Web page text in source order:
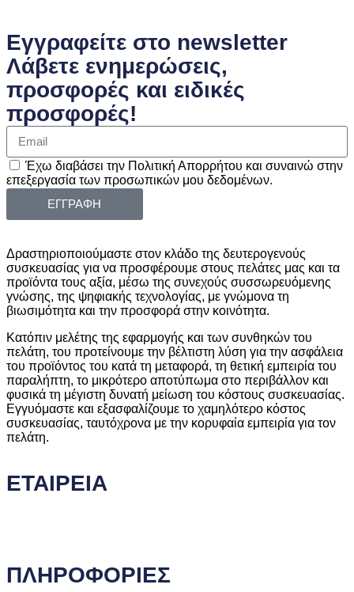
Εγγραφείτε στο newsletter
Λάβετε ενημερώσεις,
προσφορές και ειδικές
προσφορές!
Έχω διαβάσει την Πολιτική Απορρήτου και συναινώ στην
επεξεργασία των προσωπικών μου δεδομένων.
ΕΓΓΡΑΦΗ
Δραστηριοποιούμαστε στον κλάδο της δευτερογενούς
συσκευασίας για να προσφέρουμε στους πελάτες μας και τα
προϊόντα τους αξία, μέσω της συνεχούς συσσωρευόμενης
γνώσης, της ψηφιακής τεχνολογίας, με γνώμονα τη
βιωσιμότητα και την προσφορά στην κοινότητα.
Κατόπιν μελέτης της εφαρμογής και των συνθηκών του
πελάτη, του προτείνουμε την βέλτιστη λύση για την ασφάλεια
του προϊόντος του κατά τη μεταφορά, τη θετική εμπειρία του
παραλήπτη, το μικρότερο αποτύπωμα στο περιβάλλον και
φυσικά τη μέγιστη δυνατή μείωση του κόστους συσκευασίας.
Εγγυόμαστε και εξασφαλίζουμε το χαμηλότερο κόστος
συσκευασίας, ταυτόχρονα με την κορυφαία εμπειρία για τον
πελάτη.
ΕΤΑΙΡΕΙΑ
ΠΛΗΡΟΦΟΡΙΕΣ